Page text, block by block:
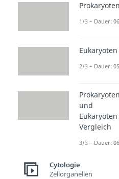
erklärt
Als
Eukaryon
Zellkern
Beispiel
Menschen.
Prokaryoten
1/3 – Dauer:
Eukaryoten
2/3 – Dauer:
Prokaryoten
und
Vergleich
3/3 – Dauer:
Cytologie
Zellorganellen